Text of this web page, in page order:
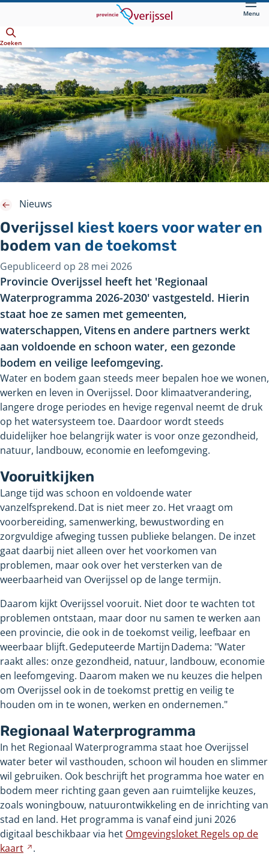
hoofdinhoud
Menu
Zoeken
Overijssel kiest koers voor water en
bodem van de toekomst
Gepubliceerd op 28 mei 2026
Nieuws
Provincie Overijssel heeft het 'Regionaal
Waterprogramma 2026-2030' vastgesteld. Hierin
staat hoe ze samen met gemeenten,
waterschappen, Vitens en andere partners werkt
aan voldoende en schoon water, een gezonde
bodem en veilige leefomgeving.
Water en bodem gaan steeds meer bepalen hoe we wonen,
werken en leven in Overijssel. Door klimaatverandering,
langere droge periodes en hevige regenval neemt de druk
op het watersysteem toe. Daardoor wordt steeds
duidelijker hoe belangrijk water is voor onze gezondheid,
natuur, landbouw, economie en leefomgeving.
Vooruitkijken
Lange tijd was schoon en voldoende water
vanzelfsprekend. Dat is niet meer zo. Het vraagt om
voorbereiding, samenwerking, bewustwording en
zorgvuldige afweging tussen publieke belangen. De inzet
gaat daarbij niet alleen over het voorkomen van
problemen, maar ook over het versterken van de
weerbaarheid van Overijssel op de lange termijn.
Daarom kijkt Overijssel vooruit. Niet door te wachten tot
problemen ontstaan, maar door nu samen te werken aan
een provincie, die ook in de toekomst veilig, leefbaar en
weerbaar blijft. Gedeputeerde Martijn Dadema: "Water
raakt alles: onze gezondheid, natuur, landbouw, economie
en leefomgeving. Daarom maken we nu keuzes die helpen
om Overijssel ook in de toekomst prettig en veilig te
houden om in te wonen, werken en ondernemen."
Regionaal Waterprogramma
In het Regionaal Waterprogramma staat hoe Overijssel
water beter wil vasthouden, schoon wil houden en slimmer
wil gebruiken. Ook beschrijft het programma hoe water en
bodem meer richting gaan geven aan ruimtelijke keuzes,
zoals woningbouw, natuurontwikkeling en de inrichting van
stad en land. Het programma is vanaf eind juni 2026
digitaal beschikbaar via het Omgevingsloket Regels op de
kaart
Verwijst
.